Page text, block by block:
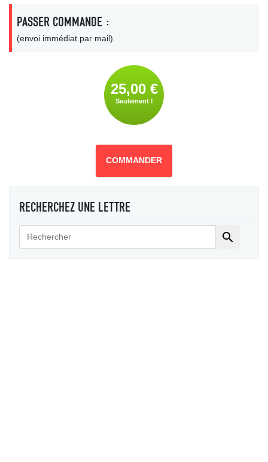
PASSER COMMANDE :
(envoi immédiat par mail)
25,00 €
Seulement !
COMMANDER
RECHERCHEZ UNE LETTRE
